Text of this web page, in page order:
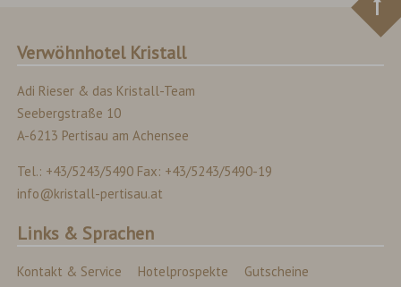
Verwöhnhotel Kristall
Adi Rieser & das Kristall-Team
Seebergstraße 10
A-6213 Pertisau am Achensee
Tel.: +43/5243/5490 Fax: +43/5243/5490-19
info@kristall-pertisau.at
Links & Sprachen
Kontakt & Service Hotelprospekte
Gutscheine